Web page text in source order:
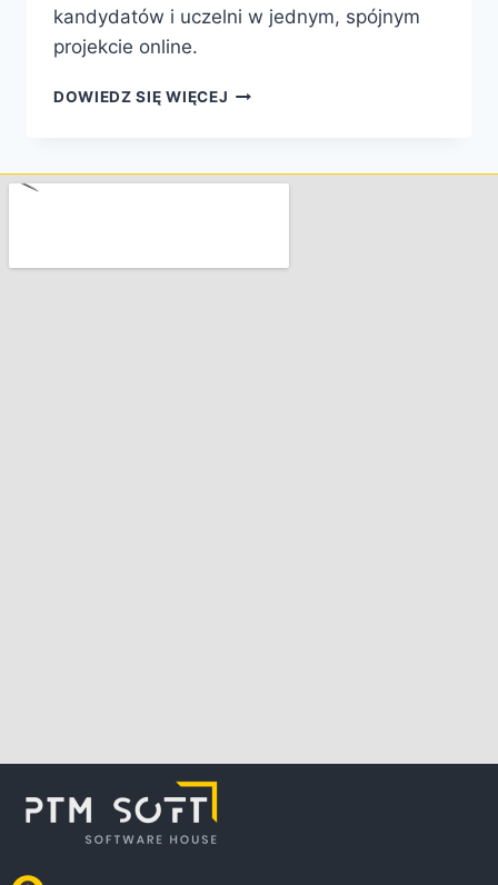
kandydatów i uczelni w jednym, spójnym
projekcie online.
DOWIEDZ SIĘ WIĘCEJ